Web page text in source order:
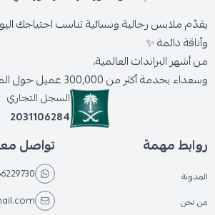
يقدّم ملابس رجالية ونسائية تناسب احتياجك
وأناقة دائمة ✨
من أشهر البراندات العالمية،
وسعداء بخدمة أكثر من 300,000 عميل حول المملكة.
السجل التجاري
2031106284
روابط مهمة
المدونة
من نحن
تواصل